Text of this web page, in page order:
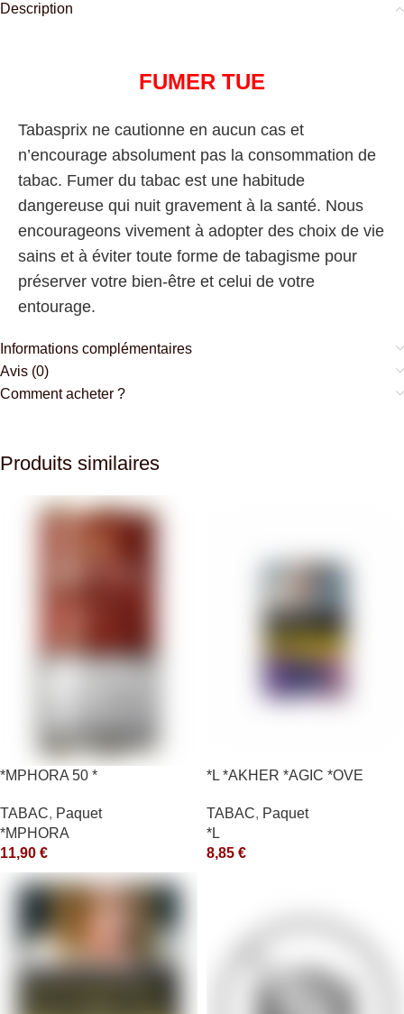
Description
FUMER TUE
Tabasprix ne cautionne en aucun cas et
n’encourage absolument pas la consommation de
tabac. Fumer du tabac est une habitude
dangereuse qui nuit gravement à la santé. Nous
encourageons vivement à adopter des choix de vie
sains et à éviter toute forme de tabagisme pour
préserver votre bien-être et celui de votre
entourage.
Informations complémentaires
Avis (0)
Comment acheter ?
Produits similaires
*MPHORA 50 *
TABAC, Paquet
*MPHORA
11,90 €
*L *AKHER *AGIC *OVE
TABAC, Paquet
*L
8,85 €